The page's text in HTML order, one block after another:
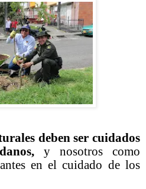
deben ser cuidados
y nosotros como
en el cuidado de los